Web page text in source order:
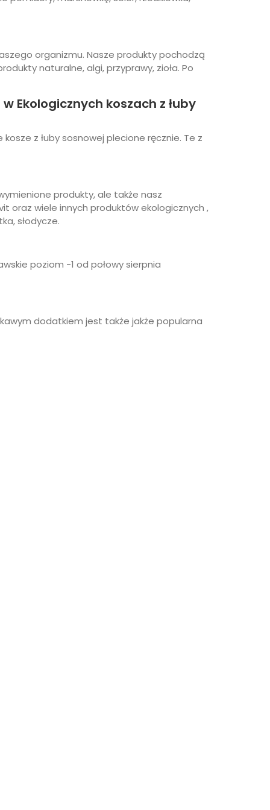
organizmu. Nasze produkty pochodzą
naturalne, algi, przyprawy, zioła. Po
Ekologicznych koszach z łuby
z łuby sosnowej plecione ręcznie. Te z
produkty, ale także nasz
oraz wiele innych produktów ekologicznych ,
słodycze.
poziom -1 od połowy sierpnia
dodatkiem jest także jakże popularna